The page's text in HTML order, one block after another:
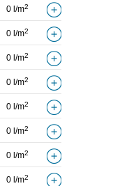
0 l/m2
0 l/m2
0 l/m2
0 l/m2
0 l/m2
0 l/m2
0 l/m2
0 l/m2